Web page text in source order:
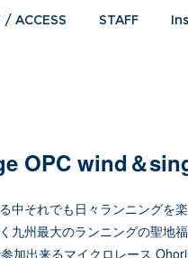
/ ACCESS STAFF
OPC wind＆
中それでも日々ランニングを
九州最大のランニングの聖地
加出来るマイクロレース